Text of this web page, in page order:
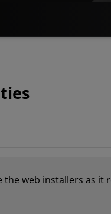
web installers as it